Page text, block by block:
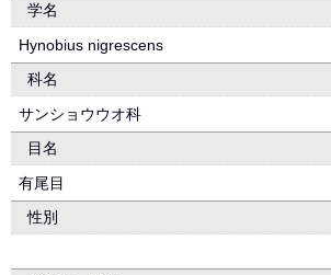
学名
Hynobius nigrescens
科名
サンショウウオ科
目名
有尾目
性別